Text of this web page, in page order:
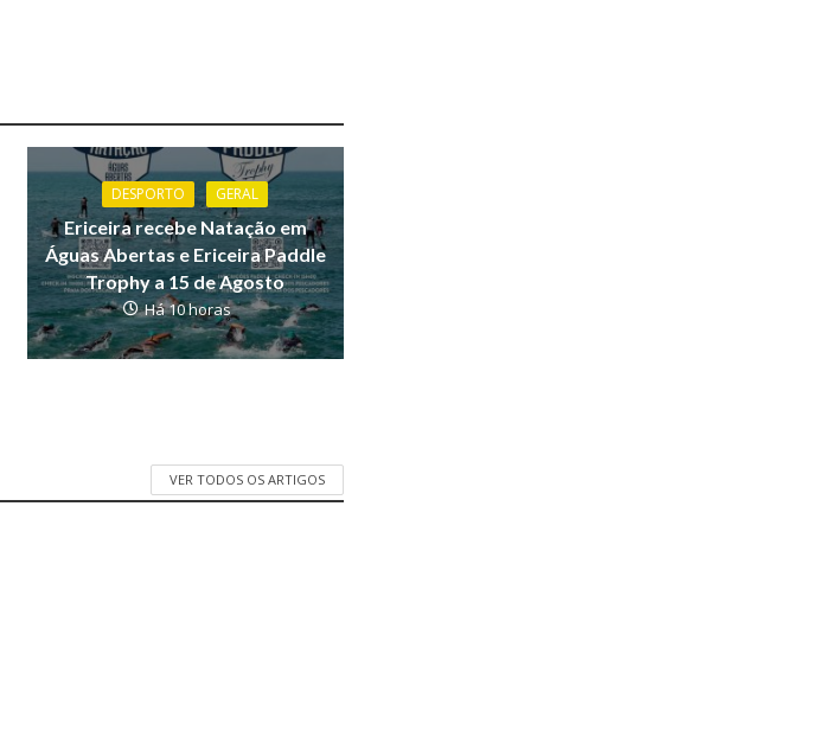
DESPORTO GERAL
Ericeira recebe Natação em
Águas Abertas e Ericeira Paddle
Trophy a 15 de Agosto
Há 10 horas
VER TODOS OS ARTIGOS